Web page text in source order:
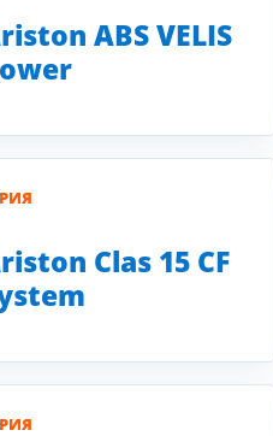
ABS VELIS
Clas 15 CF